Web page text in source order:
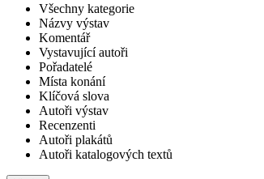
Všechny kategorie
Názvy výstav
Komentář
Vystavující autoři
Pořadatelé
Místa konání
Klíčová slova
Autoři výstav
Recenzenti
Autoři plakátů
Autoři katalogových textů